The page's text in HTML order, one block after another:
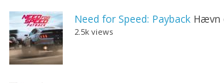
Need for Speed: Payback Hævn
2.5k views